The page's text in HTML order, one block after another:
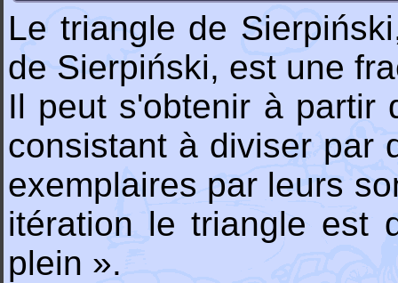
Le triangle de
de Sierpiński, est une
Il peut s'obtenir à partir
consistant à diviser par
exemplaires par leurs
itération le triangle est
plein ».